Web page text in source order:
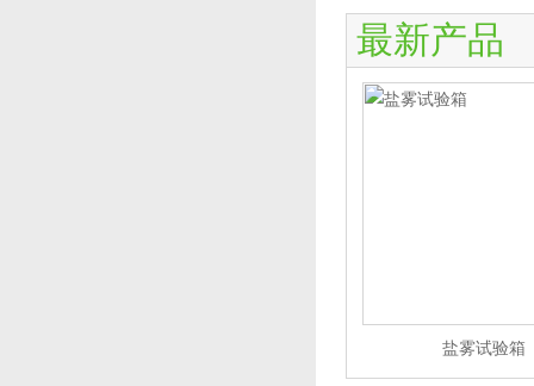
最新产品
盐雾试验箱